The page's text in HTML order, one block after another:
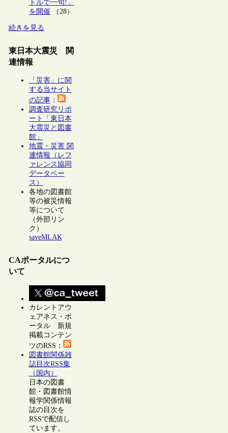
トルで一句!」
を開催（28）
続きを見る
東日本大震災 関
連情報
「災害」に関
する当サイト
の記事：
調査研究リポ
ート「東日本
大震災と図書
館」
地震・災害 関
連情報（レフ
ァレンス協同
データベー
ス）
各地の図書館
等の被災情報
等について
（外部リン
ク）
saveMLAK
CAポータルにつ
いて
カレントアウ
ェアネス・ポ
ータル 新規
掲載コンテン
ツのRSS：
図書館関係雑
誌目次RSS集
（国内）
日本の図書
館・図書館情
報学関係情報
誌の目次を
RSSで配信し
ています。